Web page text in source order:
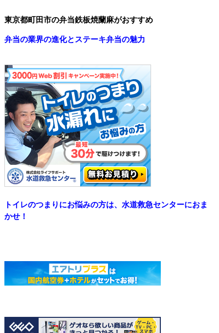
東京都町田市の弁当鉄板焼蘭麻がおすすめ
弁当の業界の進化とステーキ弁当の魅力
トイレのつまりにお悩みの方は、水道救急センターにおま
かせ！